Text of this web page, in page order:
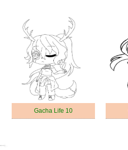
Gacha Life 10